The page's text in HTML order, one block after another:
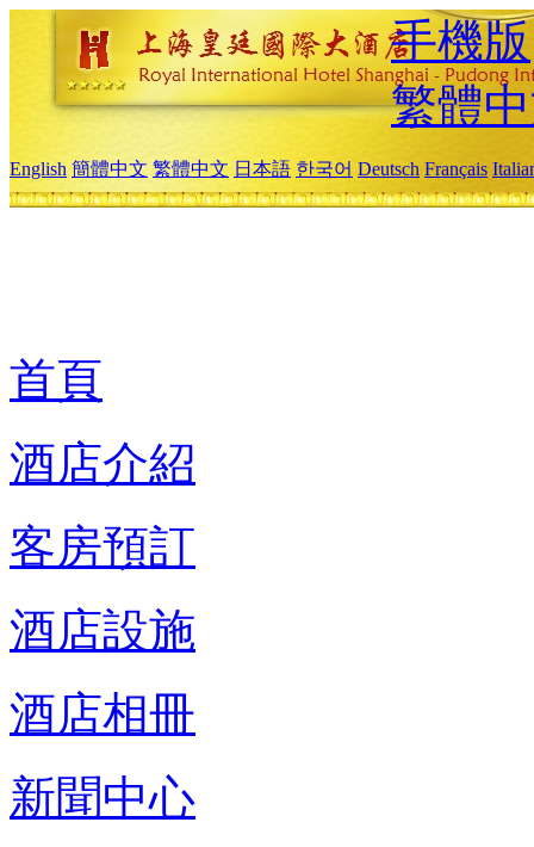
手機版
繁體
English 簡體中文 繁體中文 日本語 한국어 Deutsch Français
首頁
酒店介紹
客房預訂
酒店設施
酒店相冊
新聞中心